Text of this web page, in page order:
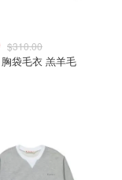
$310.00
袋毛衣 羔羊毛